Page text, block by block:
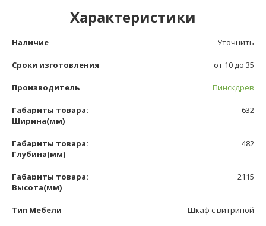
Характеристики
Наличие Уточнить
Сроки изготовления от 10 до 35
Производитель Пинскдрев
Габариты товара:
Ширина(мм)
632
Габариты товара:
Глубина(мм)
482
Габариты товара:
Высота(мм)
2115
Тип Мебели Шкаф с витриной